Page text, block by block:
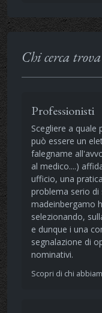
Chi cerca trova
Professionisti
Scegliere a
può essere un
falegname
al medico....)
ufficio, una
problema serio di
madeinbergamo
selezionando,
e dunque i una
segnalazione di
nominativi.
Scopri di chi